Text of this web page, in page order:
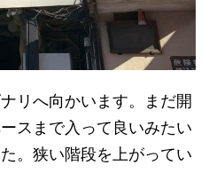
リへ向かいます。まだ開
スまで入って良いみたい
。狭い階段を上がってい